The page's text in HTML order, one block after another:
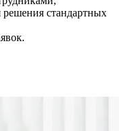
решения стандартных